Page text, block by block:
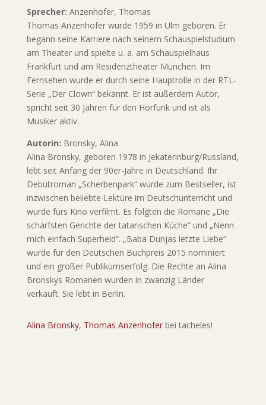
Sprecher: Anzenhofer, Thomas
Thomas Anzenhofer wurde 1959 in Ulm geboren. Er
begann seine Karriere nach seinem Schauspielstudium
am Theater und spielte u. a. am Schauspielhaus
Frankfurt und am Residenztheater München. Im
Fernsehen wurde er durch seine Hauptrolle in der RTL-
Serie „Der Clown“ bekannt. Er ist außerdem Autor,
spricht seit 30 Jahren für den Hörfunk und ist als
Musiker aktiv.
Autorin: Bronsky, Alina
Alina Bronsky, geboren 1978 in Jekaterinburg/Russland,
lebt seit Anfang der 90er-Jahre in Deutschland. Ihr
Debütroman „Scherbenpark“ wurde zum Bestseller, ist
inzwischen beliebte Lektüre im Deutschunterricht und
wurde fürs Kino verfilmt. Es folgten die Romane „Die
schärfsten Gerichte der tatarischen Küche“ und „Nenn
mich einfach Superheld“. „Baba Dunjas letzte Liebe“
wurde für den Deutschen Buchpreis 2015 nominiert
und ein großer Publikumserfolg. Die Rechte an Alina
Bronskys Romanen wurden in zwanzig Länder
verkauft. Sie lebt in Berlin.
Alina Bronsky, Thomas Anzenhoferbei tacheles!